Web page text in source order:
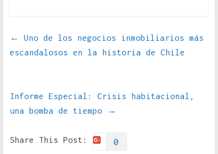
←
Uno de los negocios inmobiliarios más
escandalosos en la historia de Chile
Informe Especial: Crisis habitacional,
una bomba de tiempo
→
Share This Post: 0